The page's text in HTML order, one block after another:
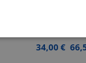
ДОЛНА
34,00 €